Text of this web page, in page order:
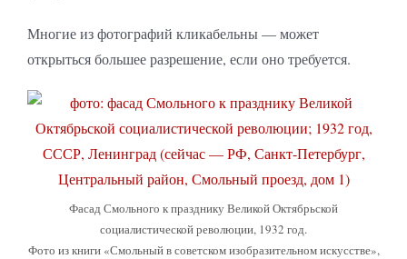
Многие из фотографий кликабельны — может
открыться большее разрешение, если оно требуется.
Фасад Смольного к празднику Великой Октябрьской
социалистической революции, 1932 год.
Фото из книги «Смольный в советском изобразительном искусстве»,